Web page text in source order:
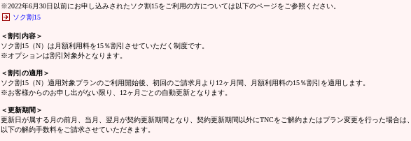
※2022年6月30日以前にお申し込みされたソク割15をご利用の方については以下のページをご参照ください。
ソク割15
＜割引内容＞
ソク割15（N）は月額利用料を15％割引させていただく制度です。
※オプションは割引対象外となります。
＜割引の適用＞
ソク割15（N）適用対象プランのご利用開始後、初回のご請求月より12ヶ月間、月額利用料の15％割引を適用します。
※お客様からのお申し出がない限り、12ヶ月ごとの自動更新となります。
＜更新期間＞
更新日が属する月の前月、当月、翌月が契約更新期間となり、契約更新期間以外にTNCをご解約またはプラン変更を行った場合は、
以下の解約手数料をご請求させていただきます。